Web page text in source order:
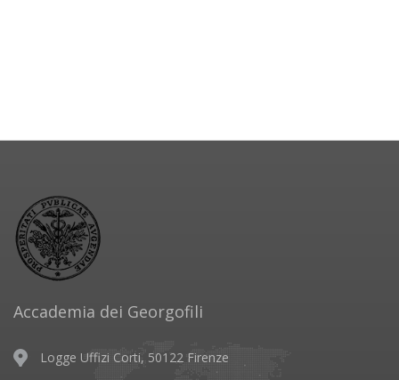
Accademia dei Georgofili
Logge Uffizi Corti, 50122 Firenze